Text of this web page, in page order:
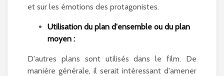
et sur les émotions des protagonistes.
Utilisation du plan d'ensemble ou du plan
moyen :
D'autres plans sont utilisés dans le film. De
manière générale, il serait intéressant d'amener